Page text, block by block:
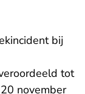
bij
tot
november